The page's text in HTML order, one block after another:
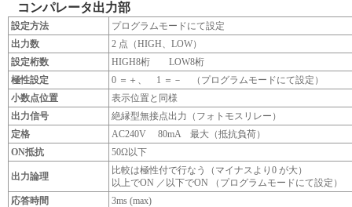
コンパレータ出力部
設定方法
プログラムモードにて設定
出力数
2 点（HIGH、LOW）
設定桁数
HIGH8桁 LOW8桁
極性設定
0 ＝＋、 1 ＝－ （プログラムモードにて設定）
小数点位置
表示位置と同様
出力信号
絶縁型無接点出力（フォトモスリレー）
定格
AC240V 80mA 最大（抵抗負荷）
ON抵抗
50Ω以下
出力論理
比較は極性付で行なう（マイナスより0 が大）
以上でON ／以下でON （プログラムモードにて設定）
応答時間
3ms (max)